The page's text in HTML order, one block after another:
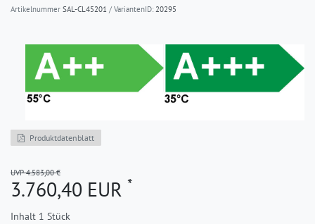
Artikelnummer SAL-CL45201 / VariantenID: 20295
Produktdatenblatt
UVP 4.583,00 €
3.760,40 EUR *
Inhalt 1 Stück